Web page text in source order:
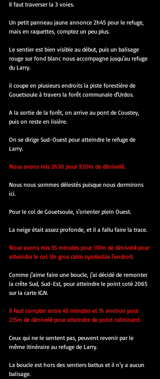
Il faut traverser la 3 voies.
Un petit panneau jaune annonce 2h45 pour le refuge,
mais en raquettes, comptez un peu plus.
Le sentier est bien visible au début, puis un balisage
rouge sur fond blanc nous accompagne jusqu'au refuge
du Larry.
il coupe en plusieurs endroits la piste forestière de
Gouetsoule à travers la forêt communale d'Urdos.
A la sortie de la forêt, on arrive au pont de Coustey,
puis on reste en lisière.
On se dirige Sud-Ouest pour atteindre le refuge de
Larry.
Nous avons mis 2h30 pour 920m de dénivelé.
Nous nous sommes délestés puisque nous dormirons
ici.
Pour le col de Gouetsoule, s'orienter plein Ouest.
La neige était assez profonde, et il a fallu faire la trace.
Nous avons mis 35 minutes pour 110m de dénivelé pour
atteindre le col. Un gros cairn symbolise l'endroit.
Comme j'aime faire une boucle, j'ai décidé de remonter
la crête Sud, Sud-Est, pour atteindre le point coté 2065
sur la carte IGN.
Il faut compter entre 45 minutes et 1h environ pour
215m de dénivelé pour atteindre de point culminant.
Ceux qui ne le sentent pas, peuvent revenir par le
même itinéraire au refuge de Larry.
La boucle est hors des sentiers battus et il n'y a aucun
balisage.